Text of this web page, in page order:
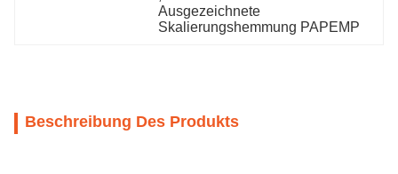
Ausgezeichnete
Skalierungshemmung PAPEMP
Beschreibung Des Produkts